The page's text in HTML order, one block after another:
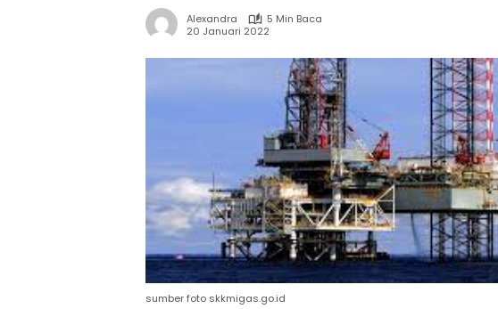
Alexandra
5 Min Baca
20 Januari 2022
sumber foto skkmigas.go.id